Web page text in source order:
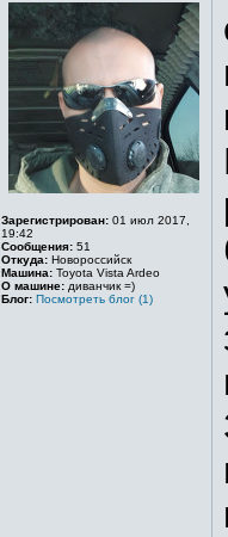
Зарегистрирован: 01 июл 2017,
19:42
Сообщения: 51
Откуда: Новороссийск
Машина: Toyota Vista Ardeo
О машине: диванчик =)
Блог: Посмотреть блог (1)